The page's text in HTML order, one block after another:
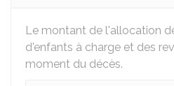
Le montant de l'allocation
d'enfants à charge et des
moment du décès.